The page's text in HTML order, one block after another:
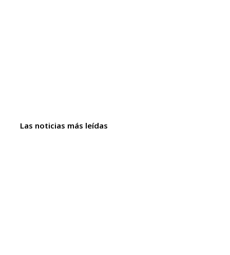
Las noticias más leídas